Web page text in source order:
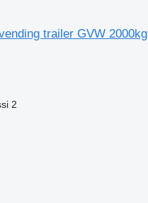
trailer GVW 2000kg
2